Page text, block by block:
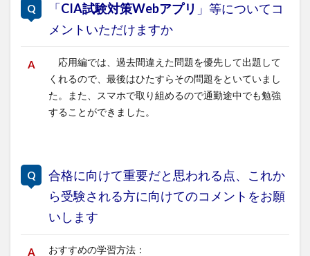
「CIA試験対策Webアプリ 」等についてコ
メントいただけますか
応用編では、過去間違えた問題を優先して出題して
くれるので、最後はひたすらその問題をといていまし
た。また、スマホで取り組めるので通勤途中でも勉強
することができました。
合格に向けて重要だと思われる点、これか
ら受験される方に向けてのコメントをお願
いします
おすすめの学習方法：